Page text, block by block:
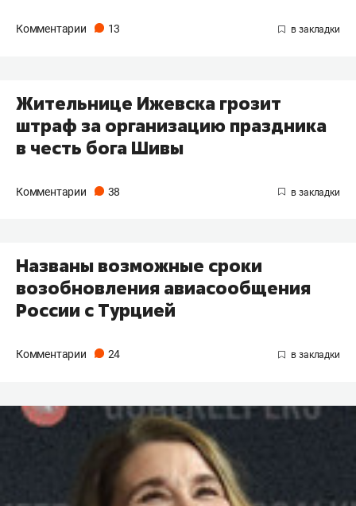
Комментарии 13
Жительнице Ижевска грозит
штраф за организацию праздника
в честь бога Шивы
Комментарии 38
Названы возможные сроки
возобновления авиасообщения
России с Турцией
Комментарии 24